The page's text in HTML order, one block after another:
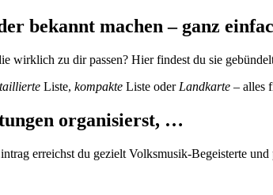
bekannt machen – ganz
wirklich zu dir passen? Hier findest du sie
Liste, kompakte Liste oder Landkarte – alles
organisierst, …
erreichst du gezielt Volksmusik-Begeisterte